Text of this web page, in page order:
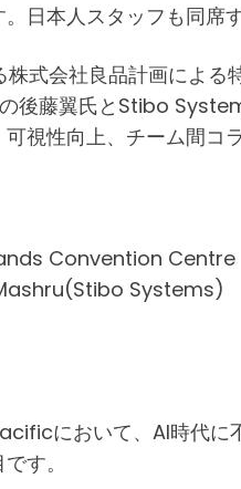
日本人スタッフも同席
株式会社良品計画に
藤翼氏とStibo
視性向上、チーム間コ
Convention Centre
Systems)
において、AI時代に
す。